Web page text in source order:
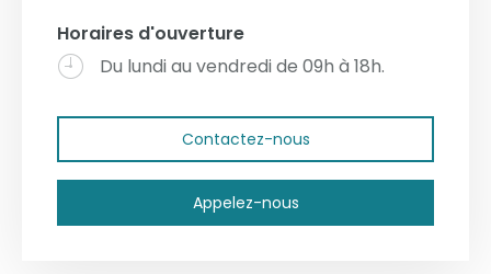
Horaires d'ouverture
Du lundi au vendredi de 09h à 18h.
Contactez-nous
Appelez-nous